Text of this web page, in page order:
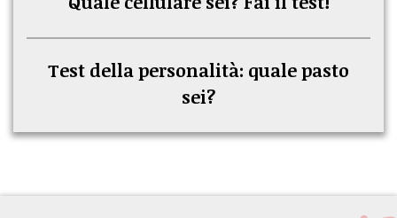
Test della personalità: quale pasto
sei?